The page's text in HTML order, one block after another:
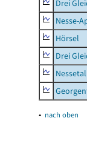
Drei
Nesse-
Hörsel
Drei
Nessetal
▴ nach oben